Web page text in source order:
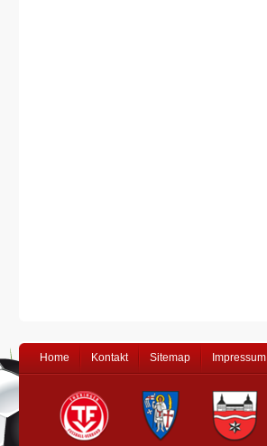
Home Kontakt Sitemap Impressum